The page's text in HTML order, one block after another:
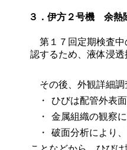
３．伊方２号機 余熱
第１７回定期検査中
認するため、液体浸
その後、外観詳細調
・
ひびは配管外表
・
金属組織の観察
・
破面分析により